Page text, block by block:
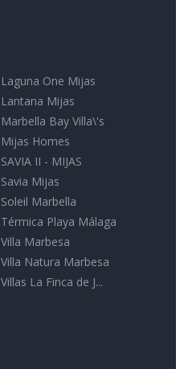
Laguna One Mijas
Lantana Mijas
Marbella Bay Villa\'s
Mijas Homes
SAVIA II - MIJAS
Savia Mijas
Soleil Marbella
Térmica Playa Málaga
Villa Marbesa
Villa Natura Marbesa
Villas La Finca de J...